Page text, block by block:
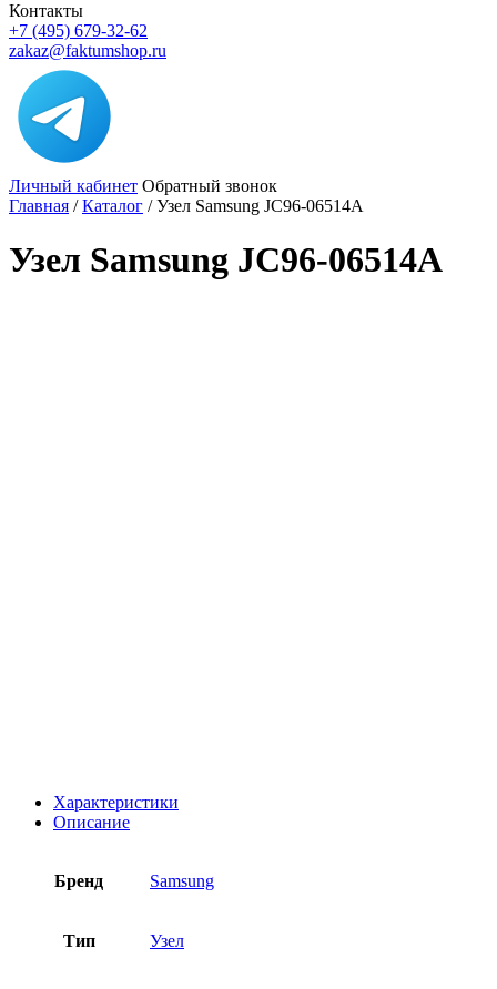
Контакты
+7 (495) 679-32-62
zakaz@faktumshop.ru
Личный кабинет Обратный звонок
Главная /Каталог /Узел Samsung JC96-06514A
Узел Samsung JC96-06514A
Характеристики
Описание
Бренд Samsung
Тип Узел